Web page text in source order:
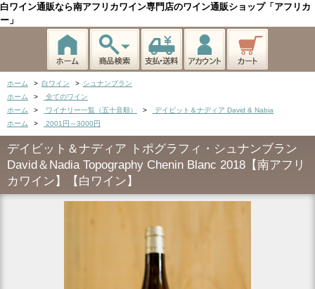
白ワイン通販なら南アフリカワイン専門店のワイン通販ショップ「アフリカ
ー」
ホーム > 白ワイン > シュナンブラン
ホーム
>
全てのワイン
ホーム
> ワイナリー一覧（五十音順） >
デイビット＆ナディア David & Nabia
ホーム
> 2001円～3000円
デイビット＆ナディア トポグラフィ・シュナンブラン
David＆Nadia Topography Chenin Blanc 2018【南アフリ
カワイン】【白ワイン】